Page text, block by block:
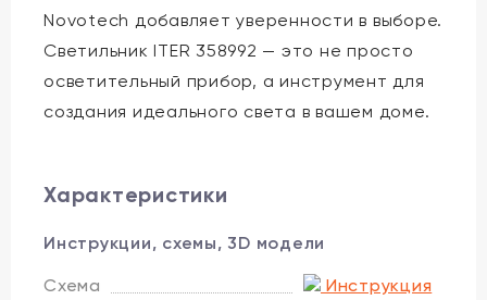
Novotech добавляет уверенности в выборе.
Светильник ITER 358992 — это не просто
осветительный прибор, а инструмент для
создания идеального света в вашем доме.
Характеристики
Инструкции, схемы, 3D модели
Схема
Инструкция